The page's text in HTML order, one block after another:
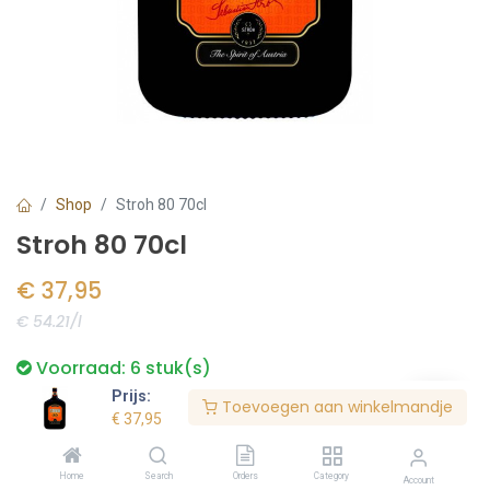
Prijs:
€ 37,95
Toevoegen aan winkelmandje
Home Search Orders Category Account
Shop Stroh 80 70cl
Stroh 80 70cl
€ 37,95
€ 54.21/l
Voorraad: 6 stuk(s)
Bestel nu